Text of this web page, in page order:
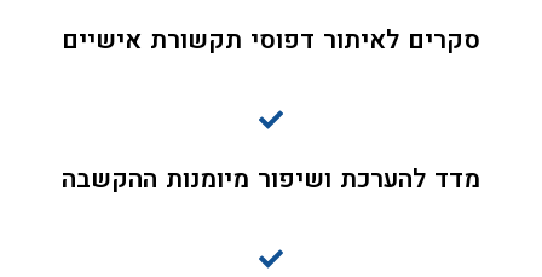
סקרים לאיתור דפוסי תקשורת אישיים
מדד להערכת ושיפור מיומנות ההקשבה